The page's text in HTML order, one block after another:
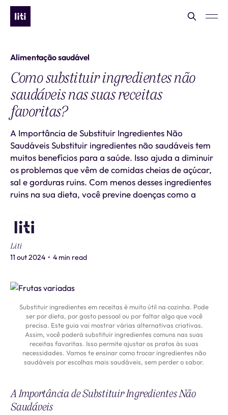
Alimentação saudável
Como substituir ingredientes não
saudáveis nas suas receitas
favoritas?
A Importância de Substituir Ingredientes Não
Saudáveis Substituir ingredientes não saudáveis tem
muitos benefícios para a saúde. Isso ajuda a diminuir
os problemas que vêm de comidas cheias de açúcar,
sal e gorduras ruins. Com menos desses ingredientes
ruins na sua dieta, você previne doenças como a
Liti
11 out 2024 • 4 min read
Substituir ingredientes em receitas é muito útil na cozinha. Pode
ser por dieta, por gosto pessoal ou por faltar algo que você
precisa. Este guia vai mostrar várias alternativas criativas.
Assim, você poderá substituir ingredientes comuns nas suas
receitas favoritas. Isso permite ajustar os pratos às suas
necessidades. Vamos te ensinar como trocar ingredientes não
saudáveis por escolhas mais saudáveis, sem perder o sabor.
A Importância de Substituir Ingredientes Não
Saudáveis